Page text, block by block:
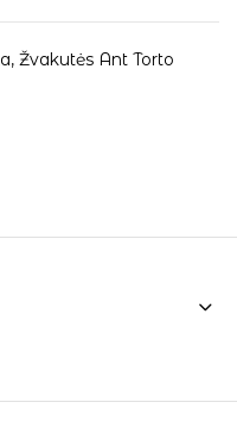
, Žvakutės Ant Torto